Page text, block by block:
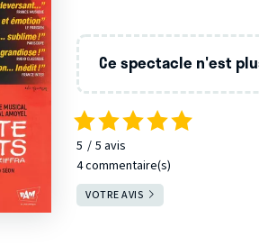
Ce spectacle n'est
5 5 avis
4 commentaire(s)
VOTRE AVIS